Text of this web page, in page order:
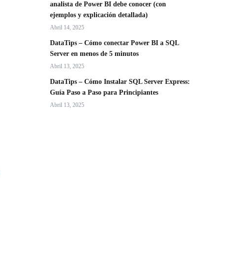
analista de Power BI debe conocer (con
ejemplos y explicación detallada)
Abril 14, 2025
DataTips – Cómo conectar Power BI a SQL
Server en menos de 5 minutos
Abril 13, 2025
DataTips – Cómo Instalar SQL Server Express:
Guía Paso a Paso para Principiantes
Abril 13, 2025